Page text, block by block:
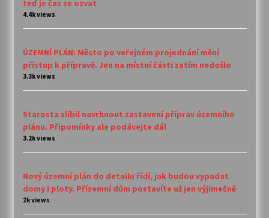
teď je čas se ozvat
4.4k views
ÚZEMNÍ PLÁN: Město po veřejném projednání mění
přístup k přípravě. Jen na místní části zatím nedošlo
3.3k views
Starosta slíbil navrhnout zastavení příprav územního
plánu. Připomínky ale podávejte dál
3.2k views
Nový územní plán do detailu řídí, jak budou vypadat
domy i ploty. Přízemní dům postavíte už jen výjimečně
2k views